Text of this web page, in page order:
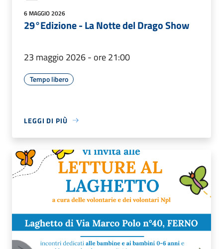
6 MAGGIO 2026
29°Edizione - La Notte del Drago Show
23 maggio 2026 - ore 21:00
Tempo libero
LEGGI DI PIÙ